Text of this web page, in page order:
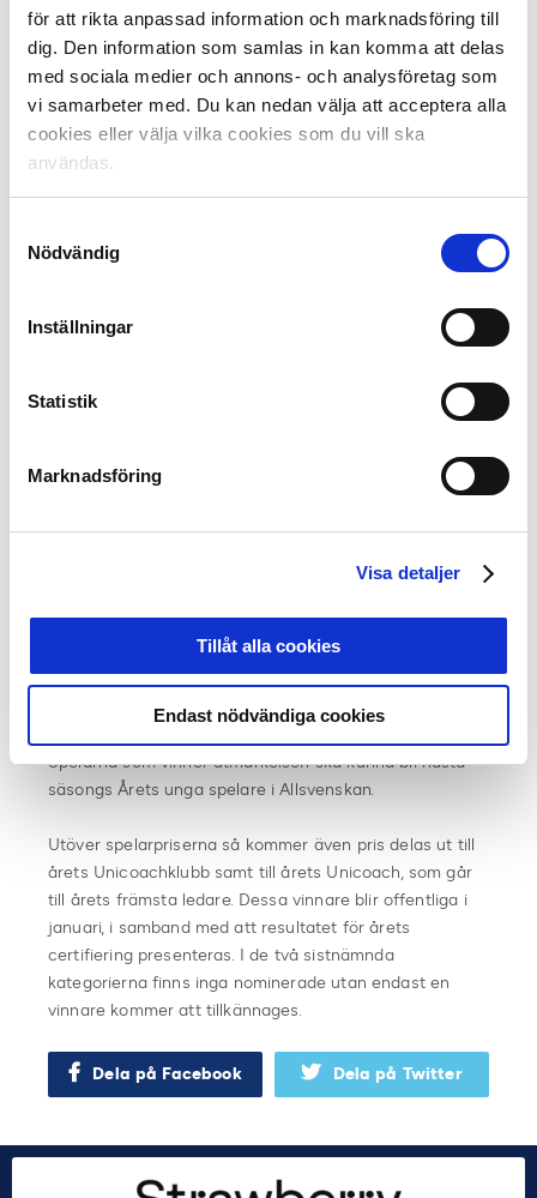
för att rikta anpassad information och marknadsföring till
dig. Den information som samlas in kan komma att delas
med sociala medier och annons- och analysföretag som
vi samarbeter med. Du kan nedan välja att acceptera alla
cookies eller välja vilka cookies som du vill ska
användas.
Nödvändig
Inställningar
Statistik
Marknadsföring
Visa detaljer
Tillåt alla cookies
Endast nödvändiga cookies
Baker Amer.
Motivering: ”Det var inte lätt att möta Baker Amer i
årets upplaga av P19 Allsvenskan. HIF-talangen utgick
från vänsterkanten men utnyttjade sin rörlighet, teknik
och arbetskapacitet för att röra till det hos
Baker fick i slutet av säsongen också göra sin
Unicoachspelare instiftades av Unibet och Svensk
Årets Unicoachspelare går till en spelare per lagdel
insatser i P19 Allsvenskan (minst tio matcher) och som
Meriterande är om spelaren även fått göra inhopp på
seniornivå i Allsvenskan eller Superettan under
säsongen (max tio matcher under säsongen – spelare
som gjort fler än tio matcher i A-laget anses ha lämnat
Spelarna som vinner utmärkelsen ska kunna bli nästa
säsongs Årets unga spelare i Allsvenskan.
Utöver spelarpriserna så kommer även pris delas ut till
årets Unicoachklubb samt till årets Unicoach, som går
till årets främsta ledare. Dessa vinnare blir offentliga i
januari, i samband med att resultatet för årets
certifiering presenteras. I de två sistnämnda
kategorierna finns inga nominerade utan endast en
vinnare kommer att tillkännages.
Dela på Facebook Dela på Twitter